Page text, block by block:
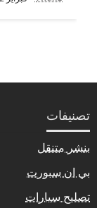
تصنيفات
بنشر متنقل
بي ان سبورت
تصليح سيارات